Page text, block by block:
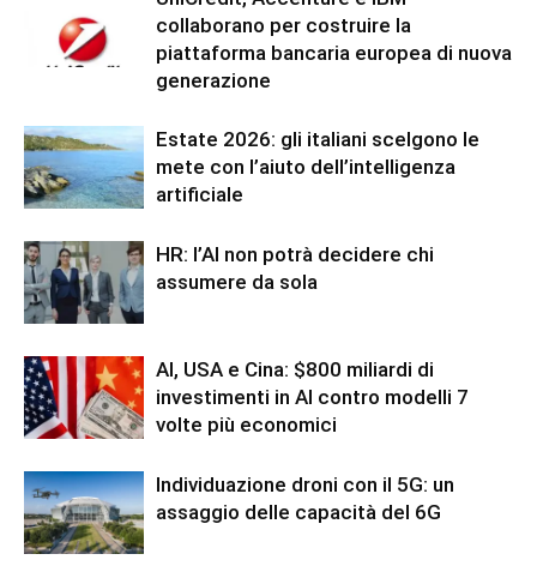
collaborano per costruire la
piattaforma bancaria europea di nuova
generazione
Estate 2026: gli italiani scelgono le
mete con l’aiuto dell’intelligenza
artificiale
HR: l’AI non potrà decidere chi
assumere da sola
AI, USA e Cina: $800 miliardi di
investimenti in AI contro modelli 7
volte più economici
Individuazione droni con il 5G: un
assaggio delle capacità del 6G